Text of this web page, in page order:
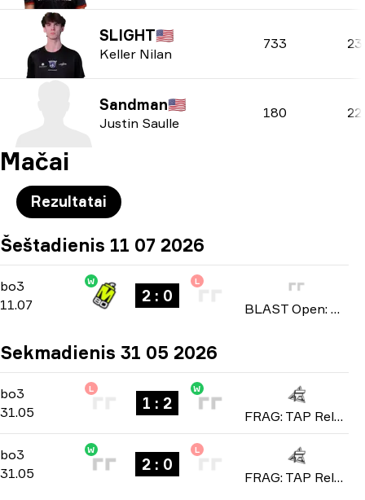
SLIGHT🇺🇸
Keller Nilan
733 23
Sandman🇺🇸
Justin Saulle
180 22
Mačai
Rezultatai
Šeštadienis 11 07 2026
bo3 -bo3
11.07
W
2 : 0
L
BLAST Open: North American Qualifier Fall 2026
Sekmadienis 31 05 2026
bo3 -bo3
31.05
L
1 : 2
W
FRAG: TAP Reloaded 2026
bo3 -bo3
31.05
W
2 : 0
L
FRAG: TAP Reloaded 2026